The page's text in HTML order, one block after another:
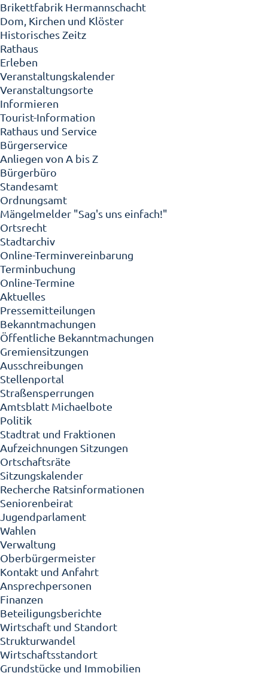
Brikettfabrik Hermannschacht
Dom, Kirchen und Klöster
Historisches Zeitz
Rathaus
Erleben
Veranstaltungskalender
Veranstaltungsorte
Informieren
Tourist-Information
Rathaus und Service
Bürgerservice
Anliegen von A bis Z
Bürgerbüro
Standesamt
Ordnungsamt
Mängelmelder "Sag's uns einfach!"
Ortsrecht
Stadtarchiv
Online-Terminvereinbarung
Terminbuchung
Online-Termine
Aktuelles
Pressemitteilungen
Bekanntmachungen
Öffentliche Bekanntmachungen
Gremiensitzungen
Ausschreibungen
Stellenportal
Straßensperrungen
Amtsblatt Michaelbote
Politik
Stadtrat und Fraktionen
Aufzeichnungen Sitzungen
Ortschaftsräte
Sitzungskalender
Recherche Ratsinformationen
Seniorenbeirat
Jugendparlament
Wahlen
Verwaltung
Oberbürgermeister
Kontakt und Anfahrt
Ansprechpersonen
Finanzen
Beteiligungsberichte
Wirtschaft und Standort
Strukturwandel
Wirtschaftsstandort
Grundstücke und Immobilien